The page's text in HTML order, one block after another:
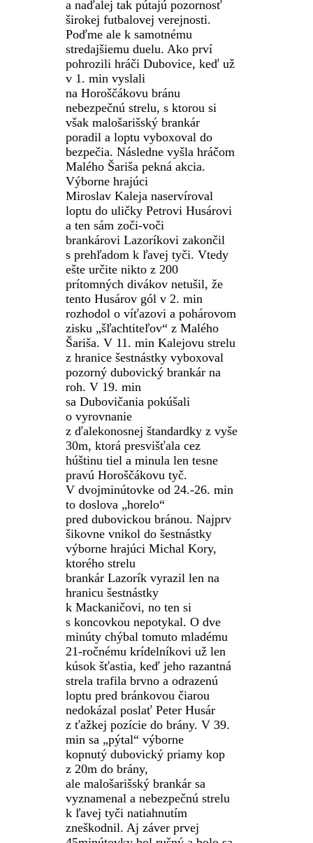
a naďalej tak pútajú pozornosť
širokej futbalovej verejnosti.
Poďme ale k samotnému
stredajšiemu duelu. Ako prví
pohrozili hráči Dubovice, keď už
v 1. min vyslali
naHoroščákovu bránu
nebezpečnú strelu, s ktorou si
všakmalošarišský brankár
poradil a loptu vyboxoval do
bezpečia. Následne vyšla hráčom
Malého Šariša pekná akcia.
Výborne hrajúci
MiroslavKaleja naservíroval
loptu do uličky Petrovi Husárovi
a ten sám zoči-voči
brankároviLazoríkovi zakončil
s prehľadom k ľavej tyči. Vtedy
ešte určite nikto z 200
prítomných divákov netušil, že
tento Husárov gól v 2. min
rozhodol o víťazovi a pohárovom
zisku „šľachtiteľov“ z Malého
Šariša. V 11. minKalejovustrelu
z hranice šestnástky vyboxoval
pozornýdubovickýbrankár na
roh. V 19. min
saDubovičania pokúšali
o vyrovnanie
z ďalekonosnejštandardky z vyše
30m, ktorá presvišťala cez
húštinu tiel a minula len tesne
pravú Horoščákovu tyč.
Vdvojminútovke od 24.-26. min
to doslova „horelo“
preddubovickou bránou. Najprv
šikovne vnikol do šestnástky
výborne hrajúci MichalKory,
ktorého strelu
brankárLazorík vyrazil len na
hranicu šestnástky
kMackaničovi, no ten si
s koncovkou nepotykal. O dve
minúty chýbal tomuto mladému
21-ročnémukrídelníkovi už len
kúsok šťastia, keď jeho razantná
strela trafila brvno a odrazenú
loptu pred bránkovou čiarou
nedokázal poslať Peter Husár
z ťažkej pozície do brány. V 39.
min sa „pýtal“ výborne
kopnutýdubovický priamy kop
z 20m do brány,
alemalošarišský brankár sa
vyznamenal a nebezpečnú strelu
k ľavej tyči natiahnutím
zneškodnil. Aj záver prvej